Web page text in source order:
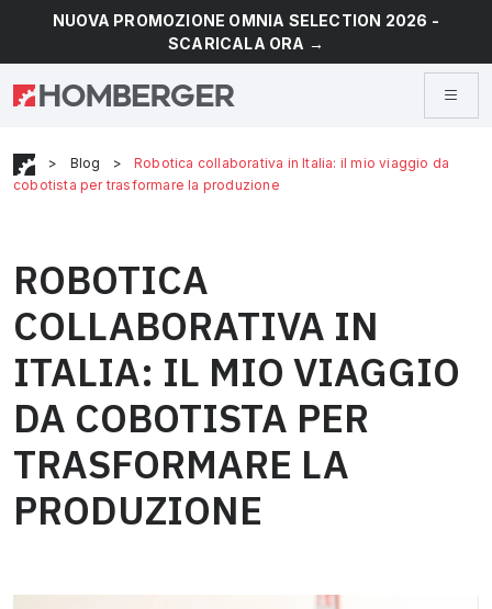
NUOVA PROMOZIONE OMNIA SELECTION 2026 -
SCARICALA ORA →
> Blog >
Robotica collaborativa in Italia: il mio viaggio da
cobotista per trasformare la produzione
ROBOTICA
COLLABORATIVA IN
ITALIA: IL MIO VIAGGIO
DA COBOTISTA PER
TRASFORMARE LA
PRODUZIONE